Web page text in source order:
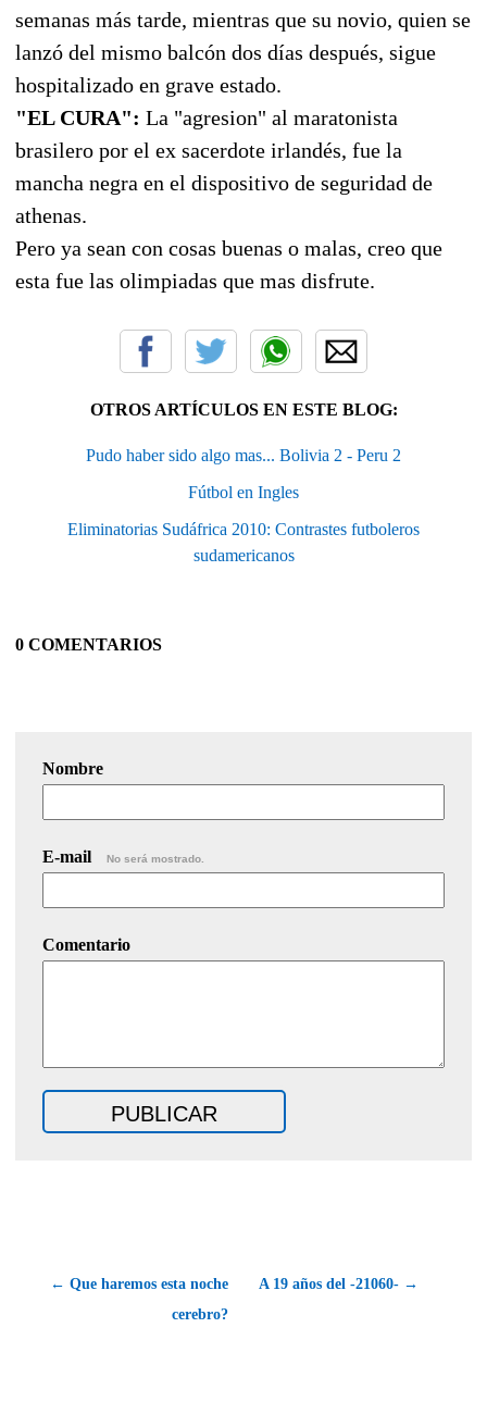
semanas más tarde, mientras que su novio, quien se
lanzó del mismo balcón dos días después, sigue
hospitalizado en grave estado.
"EL CURA": La "agresion" al maratonista
brasilero por el ex sacerdote irlandés, fue la
mancha negra en el dispositivo de seguridad de
athenas.
Pero ya sean con cosas buenas o malas, creo que
esta fue las olimpiadas que mas disfrute.
OTROS ARTÍCULOS EN ESTE BLOG:
Pudo haber sido algo mas... Bolivia 2 - Peru 2
Fútbol en Ingles
Eliminatorias Sudáfrica 2010: Contrastes futboleros
sudamericanos
0 COMENTARIOS
Nombre
E-mail No será mostrado.
Comentario
← Que haremos esta noche
cerebro?
A 19 años del -21060- →